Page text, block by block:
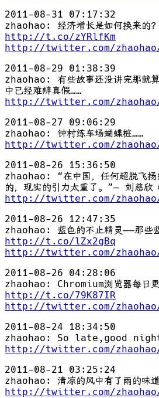
2011-08-31 07:17:32
zhaohao: 经济增长是如何换来的？
http://t.co/zYRlfKm
http://twitter.com/zhaohao/
2011-08-29 01:38:39
zhaohao: 有些故事还没讲完那就算
中已经难辨真假……
http://twitter.com/zhaohao/
2011-08-27 09:06:29
zhaohao: 钟村练车场蝴蝶桩……
http://twitter.com/zhaohao/
2011-08-26 15:36:50
zhaohao: “在中国，任何超脱飞扬
的，现实的引力太重了。”— 刘慈欣
http://twitter.com/zhaohao/
2011-08-26 12:47:35
zhaohao: 蓝色的不止精灵——那些
http://t.co/lZx2gBq
http://twitter.com/zhaohao/
2011-08-26 04:28:06
zhaohao: Chromium浏览器每日
http://t.co/79K87IR
http://twitter.com/zhaohao/
2011-08-24 18:34:50
zhaohao: So late,good
http://twitter.com/zhaohao/
2011-08-21 03:25:24
zhaohao: 清凉的风中有了雨的味
http://twitter.com/zhaohao/